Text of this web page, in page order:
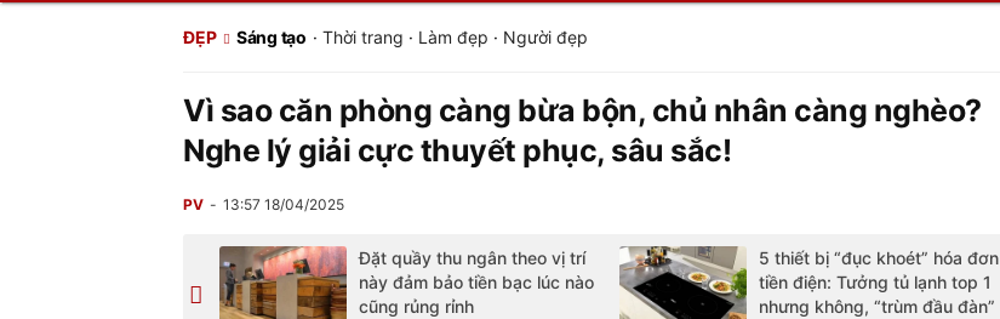
ĐẸP Sáng tạo · Thời trang · Làm đẹp · Người đẹp
Vì sao căn phòng càng bừa bộn, chủ nhân càng nghèo?
Nghe lý giải cực thuyết phục, sâu sắc!
PV 13:57 18/04/2025
Đặt quầy thu ngân theo vị trí
này đảm bảo tiền bạc lúc nào
cũng rủng rỉnh
5 thiết bị “đục khoét” hóa đơn
tiền điện: Tưởng tủ lạnh top 1
nhưng không, “trùm đầu đàn”